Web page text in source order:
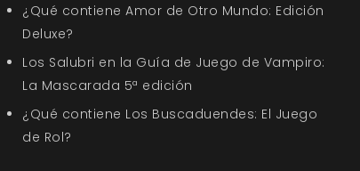
¿Qué contiene Amor de Otro Mundo: Edición
Deluxe?
Los Salubri en la Guía de Juego de Vampiro:
La Mascarada 5ª edición
¿Qué contiene Los Buscaduendes: El Juego
de Rol?